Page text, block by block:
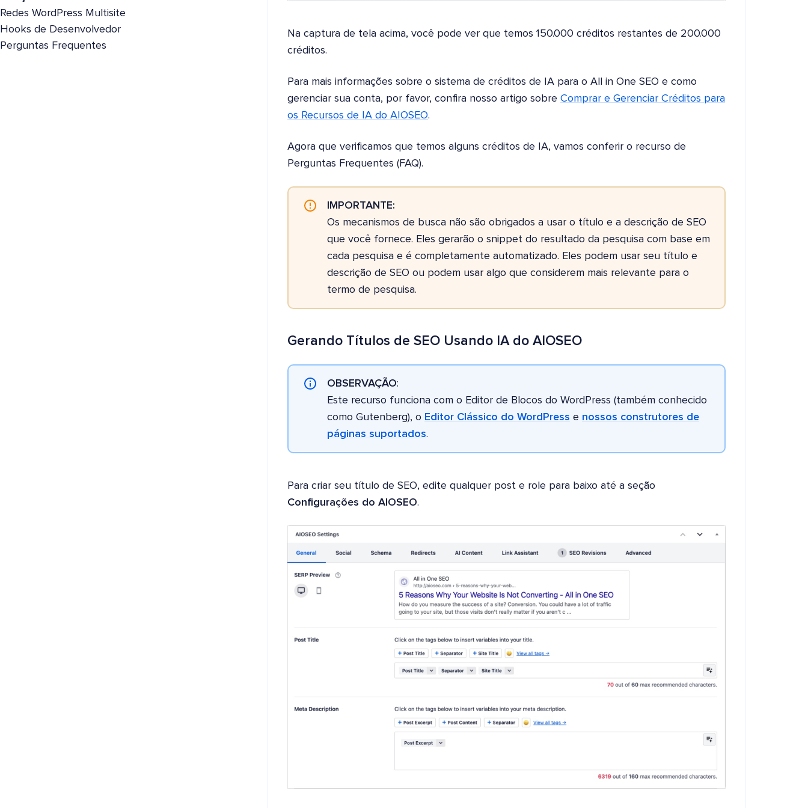
Na captura de tela acima, você pode ver que temos 150.000 créditos restantes de 200.000
créditos.
Para mais informações sobre o sistema de créditos de IA para o All in One SEO e como
gerenciar sua conta, por favor, confira nosso artigo sobre Comprar e Gerenciar Créditos para
os Recursos de IA do AIOSEO.
Agora que verificamos que temos alguns créditos de IA, vamos conferir o recurso de
Perguntas Frequentes (FAQ).
IMPORTANTE:
Os mecanismos de busca não são obrigados a usar o título e a descrição de SEO
que você fornece. Eles gerarão o snippet do resultado da pesquisa com base em
cada pesquisa e é completamente automatizado. Eles podem usar seu título e
descrição de SEO ou podem usar algo que considerem mais relevante para o
termo de pesquisa.
Gerando Títulos de SEO Usando IA do AIOSEO
OBSERVAÇÃO:
Este recurso funciona com o Editor de Blocos do WordPress (também conhecido
como Gutenberg), o Editor Clássico do WordPress e nossos construtores de
páginas suportados.
Para criar seu título de SEO, edite qualquer post e role para baixo até a seção
Configurações do AIOSEO.
Redes WordPress Multisite
Hooks de Desenvolvedor
Perguntas Frequentes